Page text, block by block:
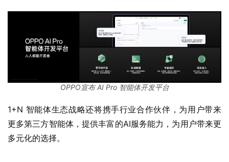
OPPO宣布 AI Pro 智能体开发平台
1+N 智能体生态战略还将携手行业合作伙伴，为用户带来
更多第三方智能体，提供丰富的AI服务能力，为用户带来更
多元化的选择。